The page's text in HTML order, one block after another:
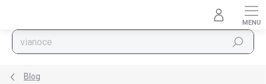
Hľadať
Blog